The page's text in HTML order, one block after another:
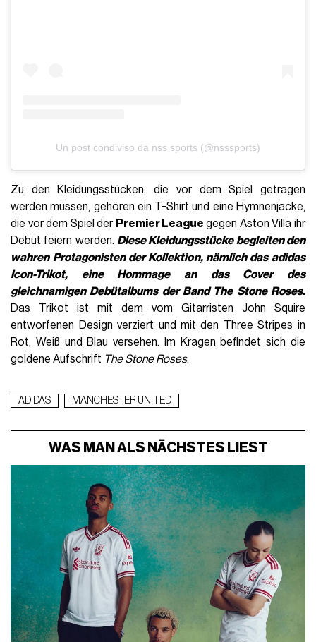
Un post condiviso da nss sports (@nsssports)
Zu den Kleidungsstücken, die vor dem Spiel getragen
werden müssen, gehören ein T-Shirt und eine Hymnenjacke,
die vor dem Spiel der Premier League gegen Aston Villa ihr
Debüt feiern werden. Diese Kleidungsstücke begleiten den
wahren Protagonisten der Kollektion, nämlich das adidas
Icon-Trikot, eine Hommage an das Cover des
gleichnamigen Debütalbums der Band The Stone Roses.
Das Trikot ist mit dem vom Gitarristen John Squire
entworfenen Design verziert und mit den Three Stripes in
Rot, Weiß und Blau versehen. Im Kragen befindet sich die
goldene Aufschrift The Stone Roses.
ADIDAS MANCHESTER UNITED
WAS MAN ALS NÄCHSTES LIEST